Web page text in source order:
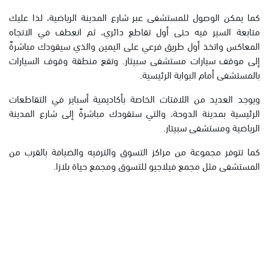
كما يمكن الوصول للمستشفى عبر شارع المدينة الرياضية، لذا عليك
متابعة السير فيه حتى أول تقاطع دائري، ثم انعطف في الاتجاه
المعاكس واتخذ أول طريق فرعي على اليمين والذي سيقودك مباشرةً
إلى موقف سيارات مستشفى سبيتار. وتقع منطقة وقوف السيارات
بالمستشفى أمام البوابة الرئيسية.
ويوجد العديد من اللافتات الخاصة بأكاديمية أسباير في التقاطعات
الرئيسية بمدينة الدوحة، والتي ستقودك مباشرةً إلى شارع المدينة
الرياضية ومستشفى سبيتار.
كما تتوفر مجموعة من مراكز التسوق والترفيه والضيافة بالقرب من
المستشفى مثل مجمع فيلاجيو للتسوق ومجمع حياة بلازا.